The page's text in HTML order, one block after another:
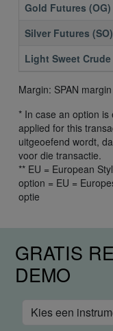
Gold Futures (OG)
Silver Futures (SO)
Light Sweet
Margin: SPAN margin
* In case an option
applied for this
uitgeoefend wordt,
voor die transactie.
** EU = European
option = EU =
optie
GRATIS
DEMO